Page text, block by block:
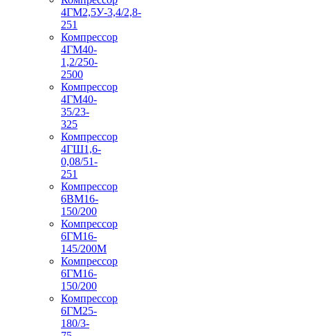
4ГМ2,5У-3,4/2,8-
251
Компрессор
4ГМ40-
1,2/250-
2500
Компрессор
4ГМ40-
35/23-
325
Компрессор
4ГШ1,6-
0,08/51-
251
Компрессор
6ВМ16-
150/200
Компрессор
6ГМ16-
145/200М
Компрессор
6ГМ16-
150/200
Компрессор
6ГМ25-
180/3-